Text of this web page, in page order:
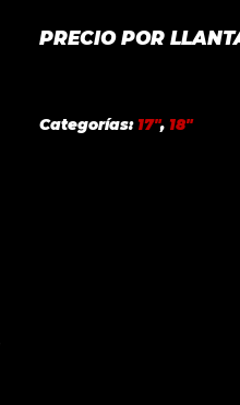
PRECIO POR
Categorías: 17", 18"